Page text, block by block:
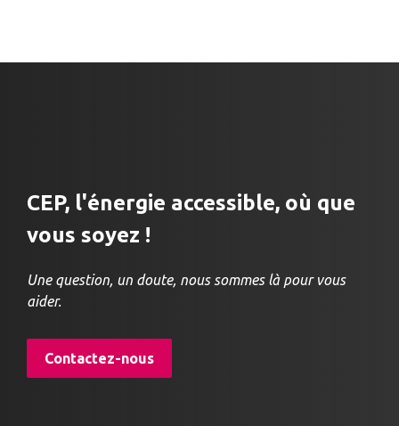
CEP, l'énergie accessible, où que
vous soyez !
Une question, un doute, nous sommes là pour vous
aider.
Contactez-nous